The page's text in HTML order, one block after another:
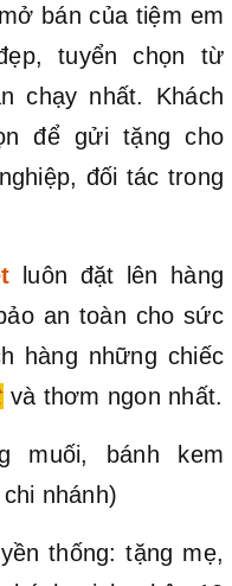
bán của tiệm em
tuyển chọn từ
chạy nhất. Khách
để gửi tặng cho
đối tác trong
luôn đặt lên hàng
an toàn cho sức
hàng những chiếc
và thơm ngon nhất.
muối, bánh kem
nhánh)
thống: tặng mẹ,